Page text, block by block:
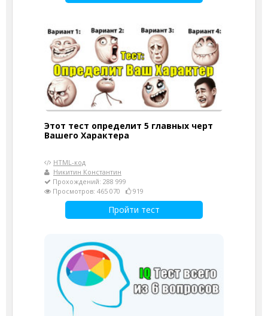
Этот тест определит 5 главных черт
Вашего Характера
HTML-код
Никитин Константин
Прохождений: 288 999
Просмотров: 465 070
919
Пройти тест